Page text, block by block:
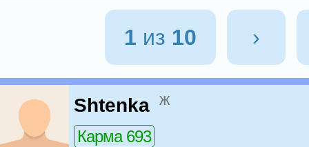
1 из 10 ›
Shtenka ж
Карма 693